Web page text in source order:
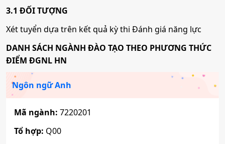
Logistics và quản trị chuỗi cung ứng
Mã ngành:7340101C
Tổ hợp:
Tài chính - Ngân hàng
Mã ngành:7340201A
Tâm lý học
Mã ngành:7310401A
Tổ hợp:C00; D01; D14; X74
Tâm lý học học đường
3.1 ĐỐI TƯỢNG
Xét tuyển dựa trên kết quả kỳ thi Đánh giá năng lực
DANH SÁCH NGÀNH ĐÀO TẠO THEO PHƯƠNG THỨC
ĐIỂM ĐGNL HN
Ngôn ngữ Anh
Mã ngành: 7220201
Tổ hợp: Q00